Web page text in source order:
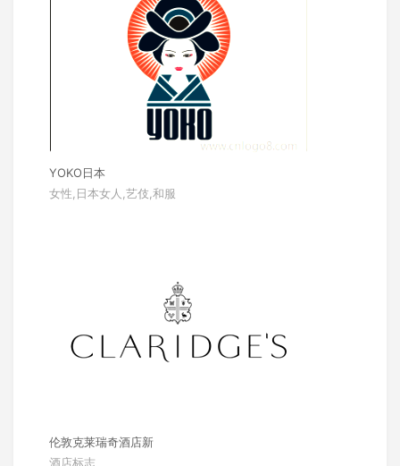
YOKO日本
女性,日本女人,艺伎,和服
伦敦克莱瑞奇酒店新
酒店标志